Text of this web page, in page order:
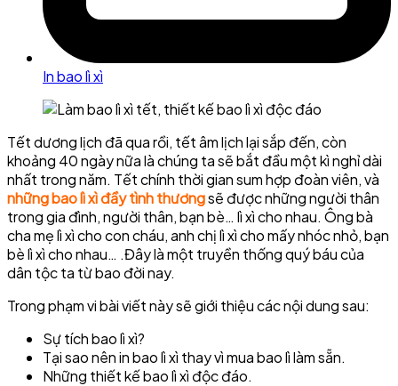
In bao lì xì
Tết dương lịch đã qua rồi, tết âm lịch lại sắp đến, còn
khoảng 40 ngày nữa là chúng ta sẽ bắt đầu một kì nghỉ dài
nhất trong năm. Tết chính thời gian sum hợp đoàn viên, và
những bao lì xì đầy tình thươngsẽ được những người thân
trong gia đình, người thân, bạn bè… lì xì cho nhau. Ông bà
cha mẹ lì xì cho con cháu, anh chị lì xì cho mấy nhóc nhỏ, bạn
bè lì xì cho nhau… .Đây là một truyền thống quý báu của
dân tộc ta từ bao đời nay.
Trong phạm vi bài viết này sẽ giới thiệu các nội dung sau:
Sự tích bao lì xì?
Tại sao nên in bao lì xì thay vì mua bao lì làm sẵn.
Những thiết kế bao lì xì độc đáo.